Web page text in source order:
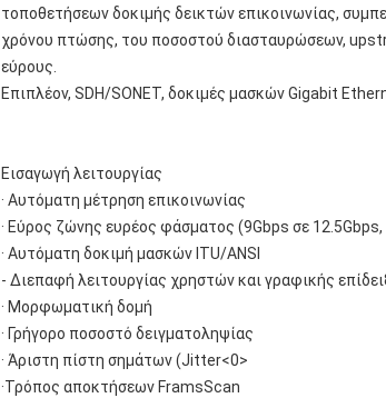
τοποθετήσεων δοκιμής δεικτών επικοινωνίας,
χρόνου πτώσης, του ποσοστού διασταυρώσεων,
εύρους.
Επιπλέον, SDH/SONET, δοκιμές μασκών Gigabit
Εισαγωγή λειτουργίας
· Αυτόματη μέτρηση επικοινωνίας
· Εύρος ζώνης ευρέος φάσματος (9Gbps σε
· Αυτόματη δοκιμή μασκών ITU/ANSI
- Διεπαφή λειτουργίας χρηστών και γραφικής
· Μορφωματική δομή
· Γρήγορο ποσοστό δειγματοληψίας
· Άριστη πίστη σημάτων (Jitter<0>
·Τρόπος αποκτήσεων FramsScan